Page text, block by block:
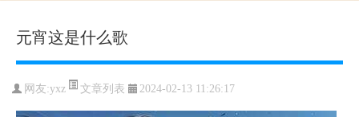
元宵这是什么歌
网友:yxz 文章列表 2024-02-13 11:26:17